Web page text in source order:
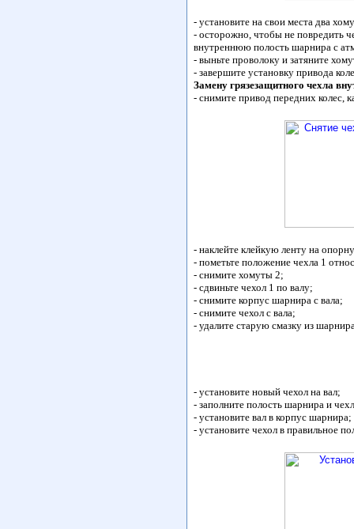
- установите на свои места два
- осторожно, чтобы не повредить
внутреннюю полость шарнира с
- выньте проволоку и затяните
- завершите установку привода
Замену грязезащитного чехла
- снимите привод передних колес,
- наклейте клейкую ленту на
- пометьте положение чехла 1
- снимите хомуты 2;
- сдвиньте чехол 1 по валу;
- снимите корпус шарнира с вала;
- снимите чехол с вала;
- удалите старую смазку из
- установите новый чехол на вал;
- заполните полость шарнира и
- установите вал в корпус шарнира;
- установите чехол в правильное